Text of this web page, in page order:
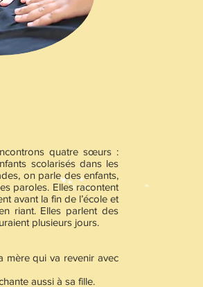
quatre sœurs :
scolarisés dans les
on parle des enfants,
paroles. Elles racontent
avant la fin de l’école et
riant. Elles parlent des
plusieurs jours.
mère qui va revenir avec
aussi à sa fille.